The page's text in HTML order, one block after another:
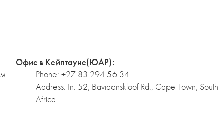
Офис в Кейптауне(ЮАР):
Phone: +27 83 294 56 34
Address: In. 52, Baviaanskloof Rd., Cape Town, South
Africa